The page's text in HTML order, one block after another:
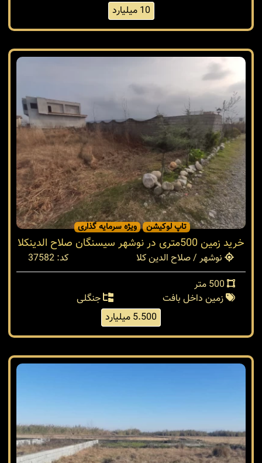
10 میلیارد
تاپ لوکیشن ویژه سرمایه گذاری
خرید زمین 500متری در نوشهر سیسنگان صلاح الدینکلا
نوشهر / صلاح الدین کلا
کد: 37582
زمین داخل بافت
جنگلی
5.500 میلیارد